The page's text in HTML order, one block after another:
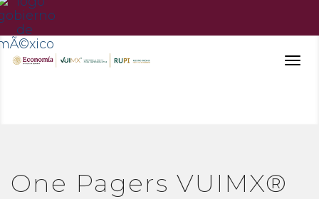
One Pagers VUIMX®